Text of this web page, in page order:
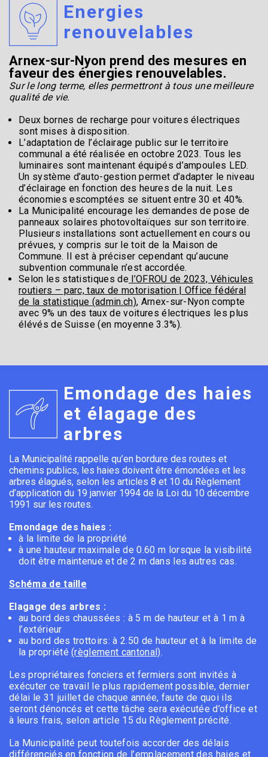
Energies
renouvelables
Arnex-sur-Nyon prend des mesures en
faveur des énergies renouvelables.
Sur le long terme, elles permettront à tous une meilleure
qualité de vie.
Deux bornes de recharge pour voitures électriques
sont mises à disposition.
L’adaptation de l’éclairage public sur le territoire
communal a été réalisée en octobre 2023. Tous les
luminaires sont maintenant équipés d’ampoules LED.
Un système d’auto-gestion permet d’adapter le niveau
d’éclairage en fonction des heures de la nuit. Les
économies escomptées se situent entre 30 et 40%.
La Municipalité encourage les demandes de pose de
panneaux solaires photovoltaïques sur son territoire.
Plusieurs installations sont actuellement en cours ou
prévues, y compris sur le toit de la Maison de
Commune. Il est à préciser cependant qu’aucune
subvention communale n’est accordée.
Selon les statistiques de l’OFROU de 2023, Véhicules
routiers – parc, taux de motorisation | Office fédéral
de la statistique (admin.ch), Arnex-sur-Nyon compte
avec 9% un des taux de voitures électriques les plus
élévés de Suisse (en moyenne 3.3%).
Emondage des haies
et élagage des
arbres
La Municipalité rappelle qu’en bordure des routes et
chemins publics, les haies doivent être émondées et les
arbres élagués, selon les articles 8 et 10 du Règlement
d’application du 19 janvier 1994 de la Loi du 10 décembre
1991 sur les routes.
Emondage des haies :
à la limite de la propriété
à une hauteur maximale de 0.60 m lorsque la visibilité
doit être maintenue et de 2 m dans les autres cas.
Schéma de taille
Elagage des arbres :
au bord des chaussées : à 5 m de hauteur et à 1 m à
l’extérieur
au bord des trottoirs: à 2.50 de hauteur et à la limite de
la propriété(règlement cantonal).
Les propriétaires fonciers et fermiers sont invités à
exécuter ce travail le plus rapidement possible, dernier
délai le 31 juillet de chaque année, faute de quoi ils
seront dénoncés et cette tâche sera exécutée d’office et
à leurs frais, selon article 15 du Règlement précité.
La Municipalité peut toutefois accorder des délais
différenciés en fonction de l’emplacement des haies et